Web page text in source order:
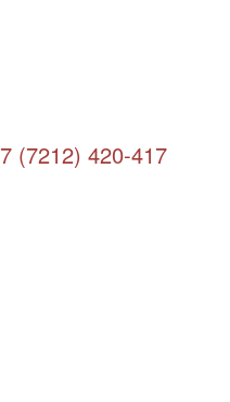
(7212) 420-417